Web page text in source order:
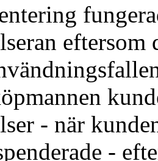
- när
-